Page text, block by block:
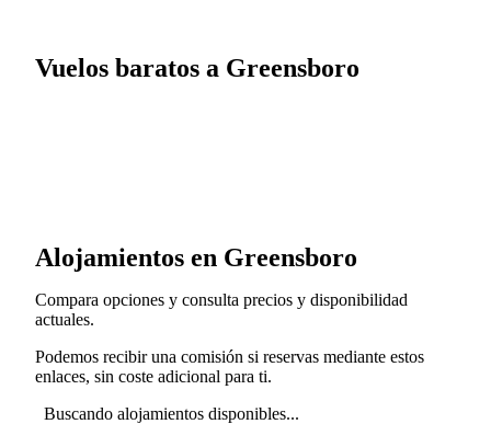
Vuelos baratos a Greensboro
Alojamientos en Greensboro
Compara opciones y consulta precios y disponibilidad
actuales.
Podemos recibir una comisión si reservas mediante estos
enlaces, sin coste adicional para ti.
Buscando alojamientos disponibles...